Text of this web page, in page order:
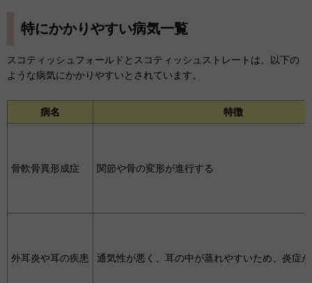
特にかかりやすい病気一覧
スコティッシュフォールドとスコティッシュストレートは、以下の
ような病気にかかりやすいとされています。
病名 特徴
骨軟骨異形成症 関節や骨の変形が進行する
外耳炎や耳の疾患 通気性が悪く、耳の中が蒸れやすいため、炎症